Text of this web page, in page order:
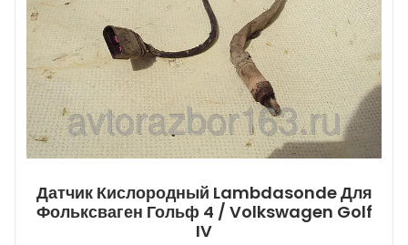
Датчик Кислородный Lambdasonde Для
Фольксваген Гольф 4 / Volkswagen Golf
IV